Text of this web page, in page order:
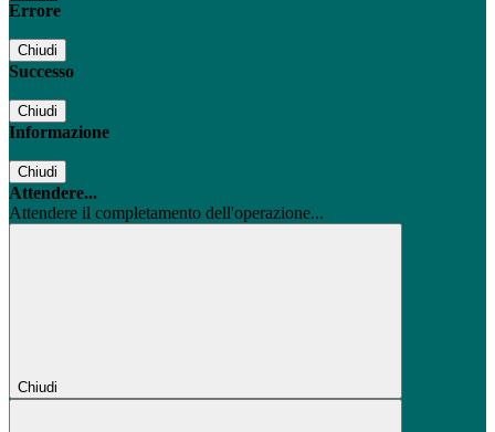
Errore
Chiudi
Successo
Chiudi
Informazione
Chiudi
Attendere...
Attendere il completamento dell'operazione...
Chiudi